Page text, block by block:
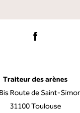
Traiteur des arènes
Route de Saint-
31100 Toulouse